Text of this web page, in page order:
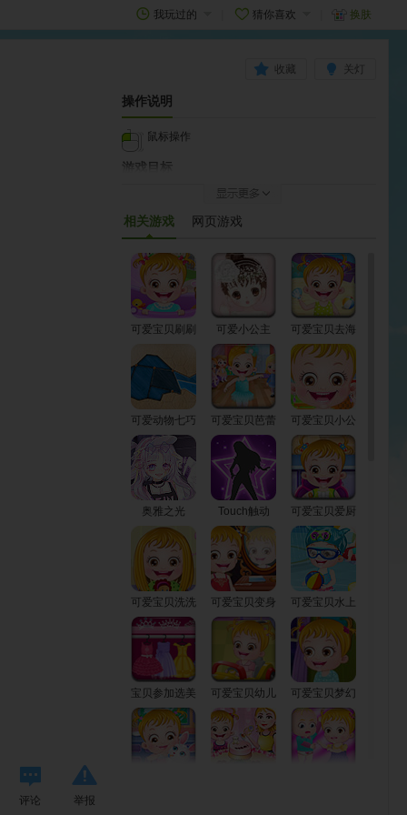
我玩过的 猜你喜欢 换肤
关灯
收藏
评论 举报
操作说明
鼠标操作
游戏目标
跟大家一起分享！
如何开始
游戏加载完即可开始游戏
相关游戏 网页游戏
可爱宝贝刷刷
可爱小公主
可爱宝贝去海
滩
可爱动物七巧
板
可爱宝贝芭蕾
天后
可爱宝贝小公
主
奥雅之光 Touch触动
可爱宝贝爱厨
房
可爱宝贝洗洗
头
可爱宝贝变身
小公主
可爱宝贝水上
乐园
宝贝参加选美
比赛
可爱宝贝幼儿
园
可爱宝贝梦幻
芭蕾